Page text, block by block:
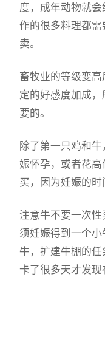
度，成年动物就
作的很多料理都需
卖。
畜牧业的等级变
定的好感度加成
要的。
除了第一只鸡和
娠怀孕，或者花
买，因为妊娠的时
注意牛不要一次
须妊娠得到一个
牛，扩建牛棚的
卡了很多天才发现